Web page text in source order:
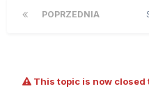
POPRZEDNIA
This topic is now